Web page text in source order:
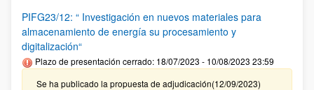
PIFG23/12: “ Investigación en nuevos materiales para
almacenamiento de energía su procesamiento y
digitalización“
Plazo de presentación cerrado: 18/07/2023 - 10/08/2023 23:59
Se ha publicado la propuesta de adjudicación(12/09/2023)